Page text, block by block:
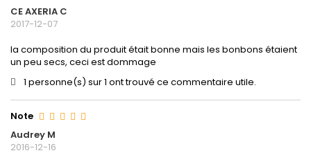
CE AXERIA C
2017-12-07
la composition du produit était bonne mais les bonbons étaient
un peu secs, ceci est dommage
1 personne(s) sur 1 ont trouvé ce commentaire utile.
Note
Audrey M
2016-12-16